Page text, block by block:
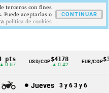
USD/COP$4178
▲ 0.42
EUR/COP
Jueves 3 y 6 3 y 6
terceros con fines
Puede aceptarlas o
politica de cookies
CONTINUAR